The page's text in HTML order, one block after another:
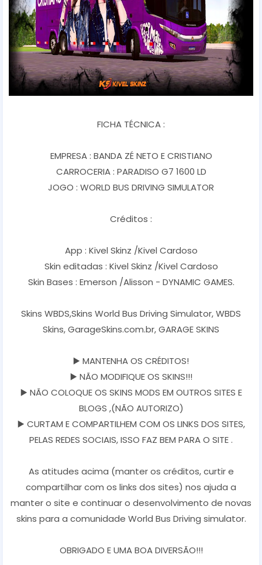
FICHA TÉCNICA :
EMPRESA : BANDA ZÉ NETO E CRISTIANO
CARROCERIA : PARADISO G7 1600 LD
JOGO : WORLD BUS DRIVING SIMULATOR
Créditos :
App : Kivel Skinz /Kivel Cardoso
Skin editadas : Kivel Skinz /Kivel Cardoso
Skin Bases : Emerson /Alisson - DYNAMIC GAMES.
Skins WBDS,Skins World Bus Driving Simulator, WBDS
Skins, GarageSkins.com.br, GARAGE SKINS
▶️ MANTENHA OS CRÉDITOS!
▶️ NÃO MODIFIQUE OS SKINS!!!
▶️ NÃO COLOQUE OS SKINS MODS EM OUTROS SITES E
BLOGS ,(NÃO AUTORIZO)
▶️ CURTAM E COMPARTILHEM COM OS LINKS DOS SITES,
PELAS REDES SOCIAIS, ISSO FAZ BEM PARA O SITE .
As atitudes acima (manter os créditos, curtir e
compartilhar com os links dos sites) nos ajuda a
manter o site e continuar o desenvolvimento de novas
skins para a comunidade World Bus Driving simulator.
OBRIGADO E UMA BOA DIVERSÃO!!!